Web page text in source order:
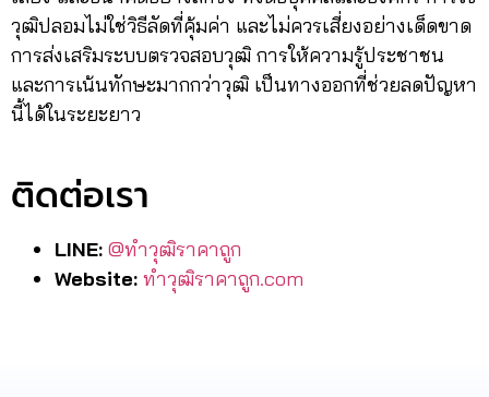
วุฒิปลอมไม่ใช่วิธีลัดที่คุ้มค่า และไม่ควรเสี่ยงอย่างเด็ดขาด
การส่งเสริมระบบตรวจสอบวุฒิ การให้ความรู้ประชาชน
และการเน้นทักษะมากกว่าวุฒิ เป็นทางออกที่ช่วยลดปัญหา
นี้ได้ในระยะยาว
ติดต่อเรา
LINE: @ทำวุฒิราคาถูก
Website: ทําวุฒิราคาถูก.com